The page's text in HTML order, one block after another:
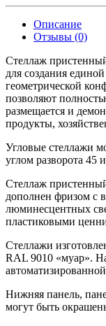
Описание
Отзывы (0)
Стеллаж
для создания
геометрической
позволяют
размещается и
продукты,
Угловые стеллажи
углом разворота 45
Стеллаж
дополнен фризом с
люминесцентных
пластиковыми
Стеллажи
RAL 9010 «муар».
Нижняя панель,
могут быть